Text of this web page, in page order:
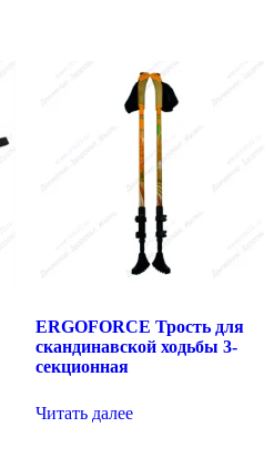
ERGOFORCE Трость для
скандинавской ходьбы 3-
секционная
Читать далее